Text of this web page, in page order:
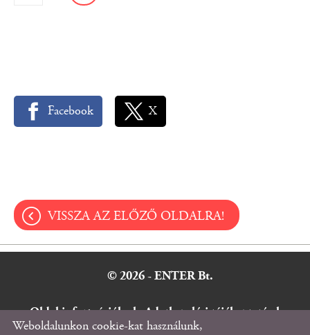
Facebook X
VISSZA AZ ELŐZŐ OLDALRA!
© 2026 - ENTER Bt.
Oldal információklAdatkezelési tájékoztatól
Impresszum
Weboldalunkon cookie-kat használunk,